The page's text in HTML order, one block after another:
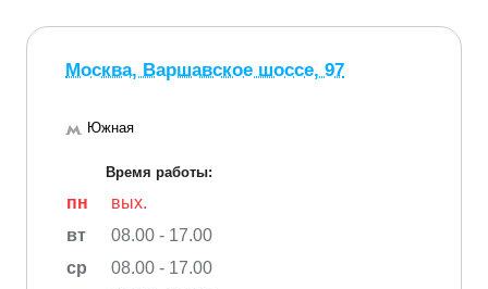
Москва, Варшавское шоссе, 97
Южная
Время работы:
пн
вых.
вт
08.00 - 17.00
ср
08.00 - 17.00